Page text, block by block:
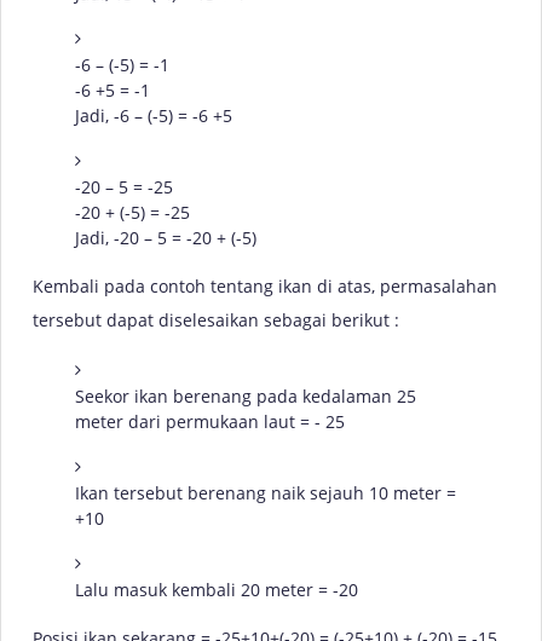
-6 – (-5) = -1
-6 +5 = -1
Jadi, -6 – (-5) = -6 +5
-20 – 5 = -25
-20 + (-5) = -25
Jadi, -20 – 5 = -20 + (-5)
Kembali pada contoh tentang ikan di atas, permasalahan
tersebut dapat diselesaikan sebagai berikut :
Seekor ikan berenang pada kedalaman 25
meter dari permukaan laut = - 25
Ikan tersebut berenang naik sejauh 10 meter =
+10
Lalu masuk kembali 20 meter = -20